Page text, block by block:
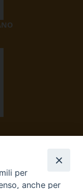
per
anche per